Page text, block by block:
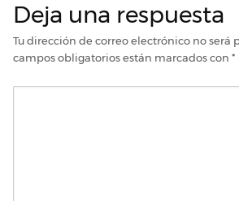
Deja una respuesta
Tu dirección de correo electrónico no será
campos obligatorios están marcados con *